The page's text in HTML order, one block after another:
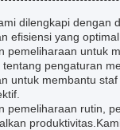
dilengkapi dengan
efisiensi yang
untuk
pengaturan
untuk membantu
pemeliharaan rutin,